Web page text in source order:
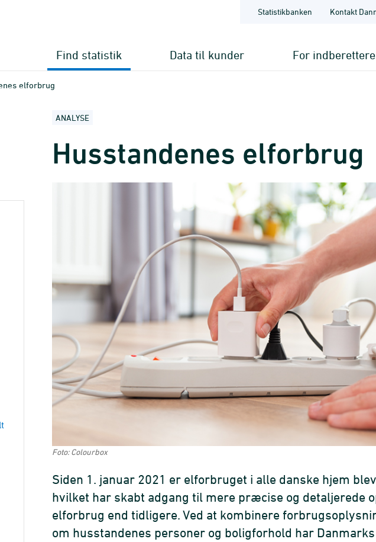
Statistikbanken Kontakt
Find statistik Data til kunder For indberettere
elforbrug
ANALYSE
Husstandenes elforbrug
Foto: Colourbox
Siden 1. januar 2021 er elforbruget i alle danske hjem
hvilket har skabt adgang til mere præcise og detaljerede
elforbrug end tidligere. Ved at kombinere
om husstandenes personer og boligforhold har